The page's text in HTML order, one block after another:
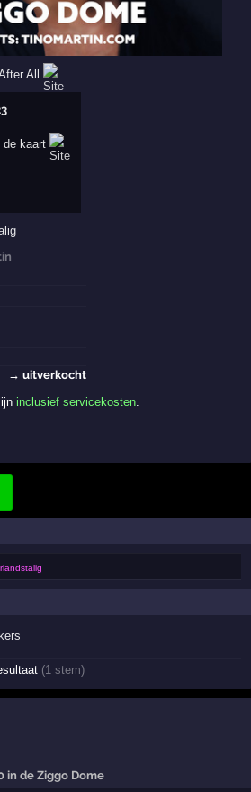
All
→ uitverkocht
inclusief servicekosten
(1 stem)
in de Ziggo Dome